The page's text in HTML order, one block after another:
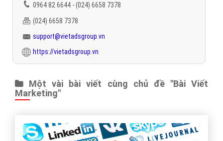
0964 82 6644 - (024) 6658 7378
(024) 6658 7378
support@vietadsgroup.vn
https://vietadsgroup.vn
Một vài bài viết cùng chủ đề "Bài Viết
Marketing"